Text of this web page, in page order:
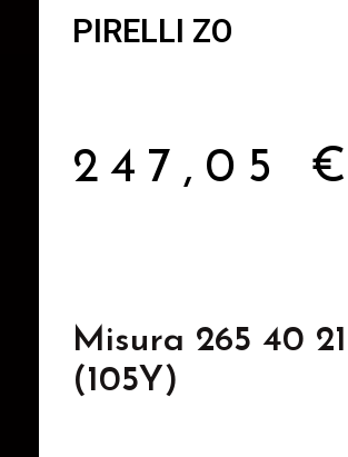
PIRELLI ZO
247,05 €
Misura 265 40
(105Y)